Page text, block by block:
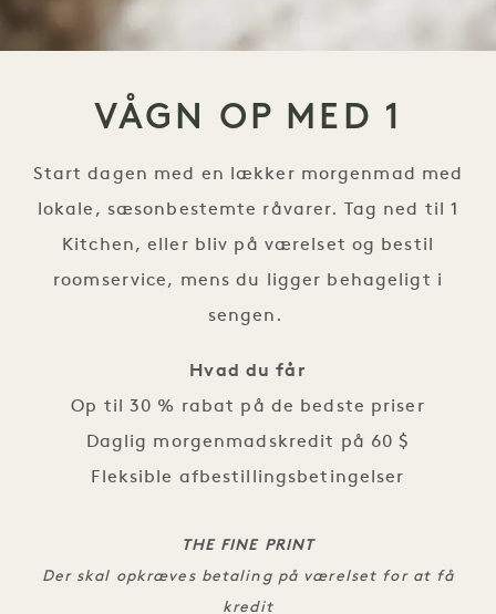
VÅGN OP MED 1
Start dagen med en lækker morgenmad med
lokale, sæsonbestemte råvarer. Tag ned til 1
Kitchen, eller bliv på værelset og bestil
roomservice, mens du ligger behageligt i
sengen.
Hvad du får
Op til 30 % rabat på de bedste priser
Daglig morgenmadskredit på 60 $
Fleksible afbestillingsbetingelser
THE FINE PRINT
Der skal opkræves betaling på værelset for at få
kredit